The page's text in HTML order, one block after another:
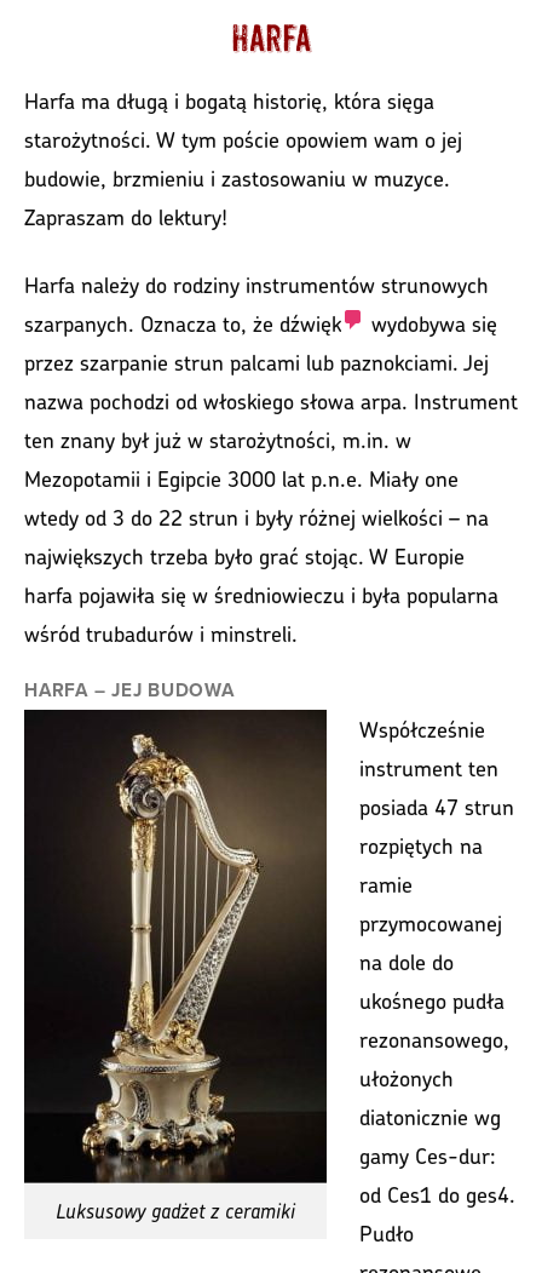
Harfa
Harfa ma długą i bogatą historię, która sięga
starożytności. W tym poście opowiem wam o jej
budowie, brzmieniu i zastosowaniu w muzyce.
Zapraszam do lektury!
Harfa należy do rodziny instrumentów strunowych
szarpanych. Oznacza to, że dźwięk
wydobywa się
przez szarpanie strun palcami lub paznokciami. Jej
nazwa pochodzi od włoskiego słowa arpa. Instrument
ten znany był już w starożytności, m.in. w
Mezopotamii i Egipcie 3000 lat p.n.e. Miały one
wtedy od 3 do 22 strun i były różnej wielkości – na
największych trzeba było grać stojąc. W Europie
harfa pojawiła się w średniowieczu i była popularna
wśród trubadurów i minstreli.
HARFA – JEJ BUDOWA
Luksusowy gadżet z ceramiki
Współcześnie
instrument ten
posiada 47 strun
rozpiętych na
ramie
przymocowanej
na dole do
ukośnego pudła
rezonansowego,
ułożonych
diatonicznie wg
gamy Ces-dur:
od Ces1 do ges4.
Pudło